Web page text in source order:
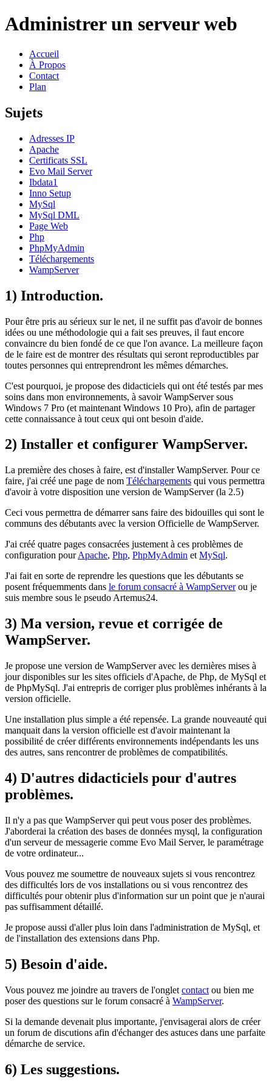
Administrer un serveur web
Accueil
À Propos
Contact
Plan
Sujets
Adresses IP
Apache
Certificats SSL
Evo Mail Server
Ibdata1
Inno Setup
MySql
MySql DML
Page Web
Php
PhpMyAdmin
Téléchargements
WampServer
1) Introduction.
Pour être pris au sérieux sur le net, il ne suffit pas d'avoir de bonnes
idées ou une méthodologie qui a fait ses preuves, il faut encore
convaincre du bien fondé de ce que l'on avance. La meilleure façon
de le faire est de montrer des résultats qui seront reproductibles par
toutes personnes qui entreprendront les mêmes démarches.
C'est pourquoi, je propose des didacticiels qui ont été testés par mes
soins dans mon environnements, à savoirWampServersous
Windows 7 Pro (et maintenant Windows 10 Pro), afin de partager
cette connaissance à tout ceux qui ont besoin d'aide.
2) Installer et configurer WampServer.
La première des choses à faire, est d'installerWampServer. Pour ce
faire, j'ai créé une page de nom Téléchargements qui vous permettra
d'avoir à votre disposition une version de WampServer(la 2.5)
Ceci vous permettra de démarrer sans faire des bidouilles qui sont le
communs des débutants avec la version Officielle de WampServer.
J'ai créé quatre pages consacrées justement à ces problèmes de
configuration pourApache, Php, PhpMyAdmin et MySql.
J'ai fait en sorte de reprendre les questions que les débutants se
posent fréquemments dans le forum consacré à WampServerou je
suis membre sous le pseudo Artemus24.
3) Ma version, revue et corrigée de
WampServer.
Je propose une version de WampServeravec les dernières mises à
jour disponibles sur les sites officiels d'Apache, de Php, de MySql et
de PhpMySql. J'ai entrepris de corriger plus problèmes inhérants à la
version officielle.
Une installation plus simple a été repensée. La grande nouveauté qui
manquait dans la version officielle est d'avoir maintenant la
possibilité de créer différents environnements indépendants les uns
des autres, sans rencontrer de problèmes de compatibilités.
4) D'autres didacticiels pour d'autres
problèmes.
Il n'y a pas que WampServerqui peut vous poser des problèmes.
J'aborderai la création des bases de données mysql, la configuration
d'un serveur de messagerie comme Evo Mail Server, le paramétrage
de votre ordinateur...
Vous pouvez me soumettre de nouveaux sujets si vous rencontrez
des difficultés lors de vos installations ou si vous rencontrez des
difficultés pour obtenir plus d'information sur un point que je n'aurai
pas suffisamment détaillé.
Je propose aussi d'aller plus loin dans l'administration de MySql, et
de l'installation des extensions dans Php.
5) Besoin d'aide.
Vous pouvez me joindre au travers de l'onglet contact ou bien me
poser des questions sur le forum consacré à WampServer.
Si la demande devenait plus importante, j'envisagerai alors de créer
un forum de discutions afin d'échanger des astuces dans une parfaite
démarche de service.
6) Les suggestions.